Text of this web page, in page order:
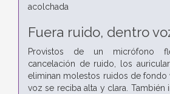
acolchada
Fuera ruido, dentro
Provistos de un micrófono
cancelación de ruido, los
eliminan molestos ruidos de fondo
voz se reciba alta y clara. También